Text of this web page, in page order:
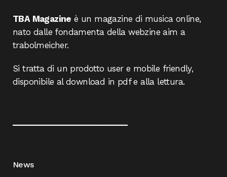
TBA Magazine è un magazine di musica online,
nato dalle fondamenta della webzine aim a
trabolmeicher.
Si tratta di un prodotto user e mobile friendly,
disponibile al download in pdf e alla lettura.
News